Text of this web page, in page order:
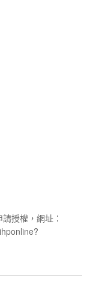
授權，網址：